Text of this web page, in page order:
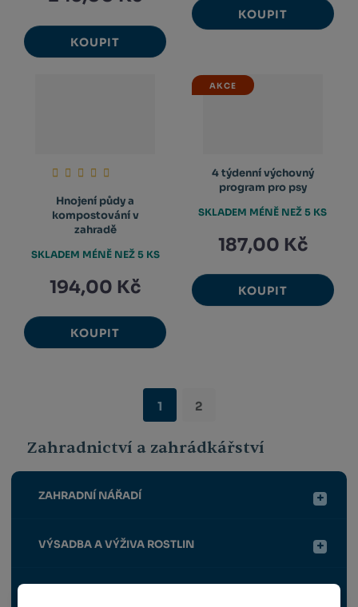
KOUPIT
KOUPIT
Hnojení půdy a
kompostování v
zahradě
194,00 Kč
KOUPIT
SKLADEM MÉNĚ NEŽ 5 KS
AKCE
4 týdenní výchovný
program pro psy
187,00 Kč
KOUPIT
SKLADEM MÉNĚ NEŽ 5 KS
1 2
Zahradnictví a zahrádkářství
ZAHRADNÍ NÁŘADÍ
VÝSADBA A VÝŽIVA ROSTLIN